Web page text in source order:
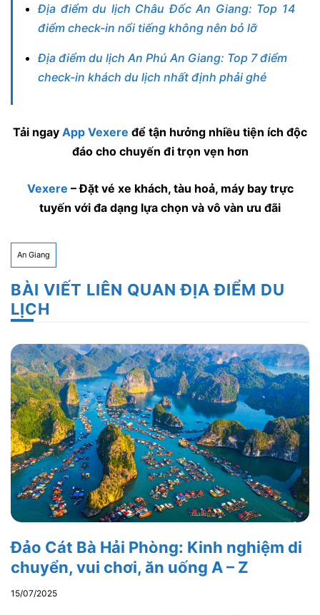
Địa điểm du lịch Châu Đốc An Giang: Top 14
điểm check-in nổi tiếng không nên bỏ lỡ
Địa điểm du lịch An Phú An Giang: Top 7 điểm
check-in khách du lịch nhất định phải ghé
Tải ngay App Vexere để tận hưởng nhiều tiện ích độc
đáo cho chuyến đi trọn vẹn hơn
Vexere – Đặt vé xe khách, tàu hoả, máy bay trực
tuyến với đa dạng lựa chọn và vô vàn ưu đãi
An Giang
BÀI VIẾT LIÊN QUAN ĐỊA ĐIỂM DU
LỊCH
Đảo Cát Bà Hải Phòng: Kinh nghiệm di
chuyển, vui chơi, ăn uống A – Z
15/07/2025